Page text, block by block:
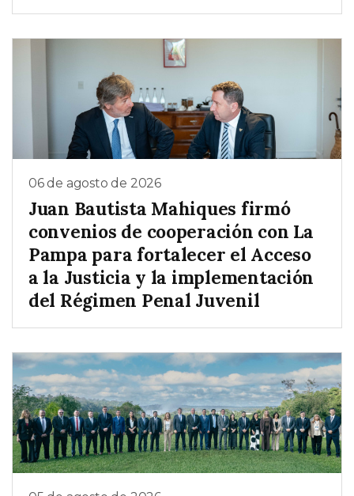
06 de agosto de 2026
Juan Bautista Mahiques firmó
convenios de cooperación con La
Pampa para fortalecer el Acceso
a la Justicia y la implementación
del Régimen Penal Juvenil